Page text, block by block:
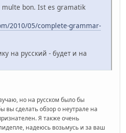
bon. Ist es gramatik
2010/05/complete-grammar-
на русский - будет и на
но на русском было бы
вы сделать обзор о неутрале на
Я также очень
надеюсь возьмусь и за ваш